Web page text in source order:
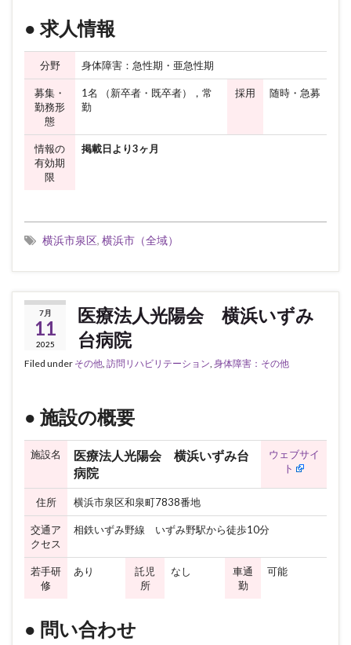
● 求人情報
分野 身体障害：急性期・亜急性期
募集・
勤務形
態
1名 （新卒者・既卒者），常
勤
採用 随時・急募
情報の
有効期
限
掲載日より3ヶ月
横浜市泉区, 横浜市（全域）
7月
11
2025
医療法人光陽会 横浜いずみ
台病院
Filed under その他, 訪問リハビリテーション, 身体障害：その他
● 施設の概要
施設名
医療法人光陽会 横浜いずみ台
病院
ウェブサイ
ト
住所 横浜市泉区和泉町7838番地
交通ア
クセス
相鉄いずみ野線 いずみ野駅から徒歩10分
若手研
修
あり
託児
所
なし
車通
勤
可能
● 問い合わせ